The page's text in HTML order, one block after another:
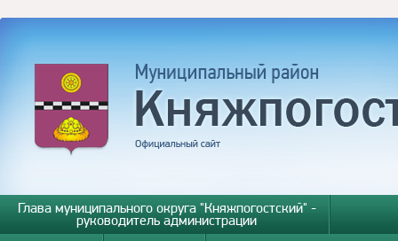
Глава муниципального округа "Княжпогостский" -
руководитель администрации